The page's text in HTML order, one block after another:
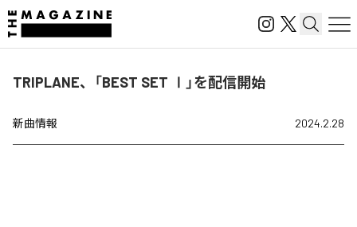
TRIPLANE、「BEST SET Ⅰ」を配信開始
新曲情報 2024.2.28